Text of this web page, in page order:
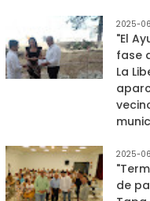
2025-
"El
fase
La
2025-
de